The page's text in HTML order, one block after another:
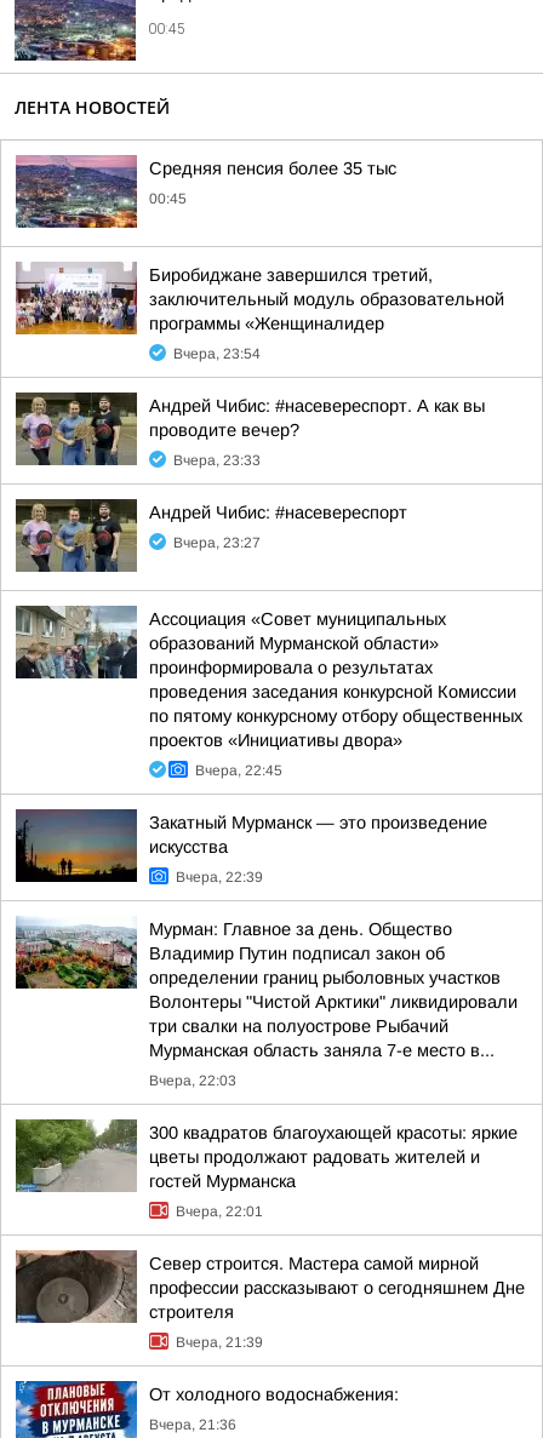
00:45
ЛЕНТА НОВОСТЕЙ
Средняя пенсия более 35 тыс
00:45
Биробиджане завершился третий,
заключительный модуль образовательной
программы «Женщиналидер
Вчера, 23:54
Андрей Чибис: #насевереспорт. А как вы
проводите вечер?
Вчера, 23:33
Андрей Чибис: #насевереспорт
Вчера, 23:27
Ассоциация «Совет муниципальных
образований Мурманской области»
проинформировала о результатах
проведения заседания конкурсной Комиссии
по пятому конкурсному отбору общественных
проектов «Инициативы двора»
Вчера, 22:45
Закатный Мурманск — это произведение
искусства
Вчера, 22:39
Мурман: Главное за день. Общество
Владимир Путин подписал закон об
определении границ рыболовных участков
Волонтеры "Чистой Арктики" ликвидировали
три свалки на полуострове Рыбачий
Мурманская область заняла 7-е место в...
Вчера, 22:03
300 квадратов благоухающей красоты: яркие
цветы продолжают радовать жителей и
гостей Мурманска
Вчера, 22:01
Север строится. Мастера самой мирной
профессии рассказывают о сегодняшнем Дне
строителя
Вчера, 21:39
От холодного водоснабжения:
Вчера, 21:36